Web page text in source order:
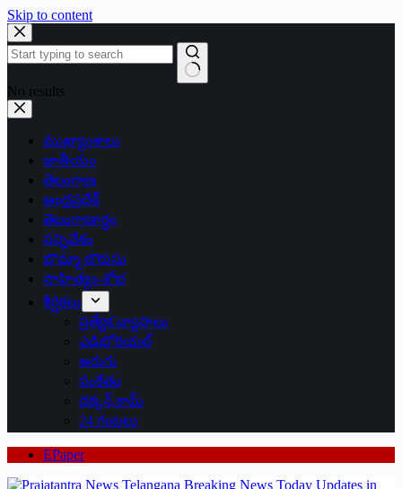
Skip to content
No results
ముఖ్యాంశాలు
జాతీయం
తెలంగాణ
ఆంధ్రప్రదేశ్
తెలంగాణార్థం
సన్నివేశం
బొమ్మా బొరుసు
సాహిత్యం-శోభ
శీర్షికలు
ప్రత్యేక వ్యాసాలు
ఎడిటోరియల్
అరుగు
సంకేతం
దక్కన్.కామ్
24 గంటలు
EPaper